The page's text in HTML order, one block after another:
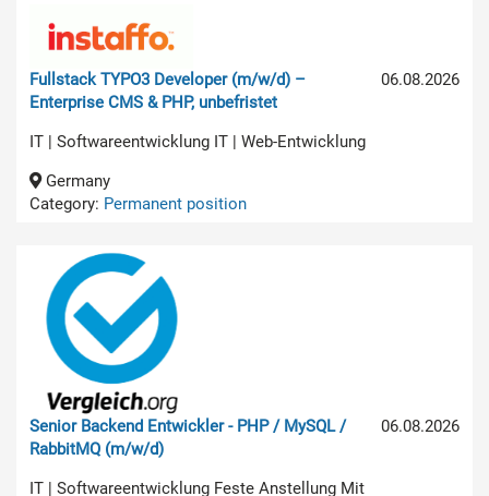
06.08.2026
Fullstack TYPO3 Developer (m/w/d) –
Enterprise CMS & PHP, unbefristet
IT | Softwareentwicklung IT | Web-Entwicklung
Germany
Category: Permanent position
06.08.2026
Senior Backend Entwickler - PHP / MySQL /
RabbitMQ (m/w/d)
IT | Softwareentwicklung Feste Anstellung Mit